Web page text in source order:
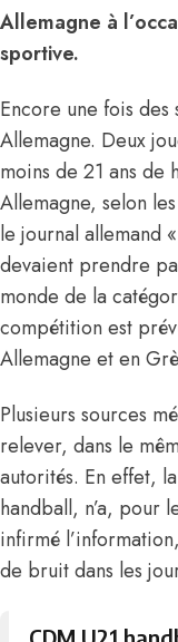
Allemagne à
sportive.
Encore une fois
Allemagne. Deux
moins de 21 ans de
Allemagne, selon
le journal allemand
devaient prendre
monde de la
compétition est
Allemagne et en
Plusieurs sources
relever, dans le
autorités. En effet,
handball, n’a, pour
infirmé
de bruit dans les